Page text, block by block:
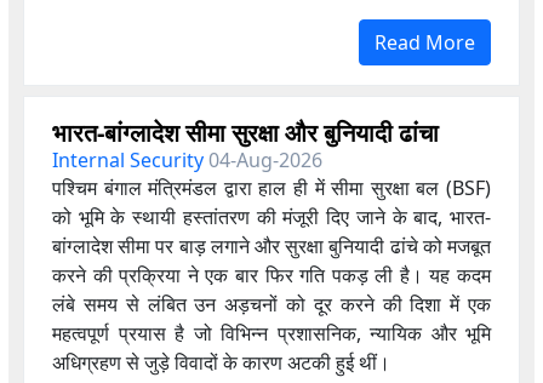
Read More
भारत-बांग्लादेश सीमा सुरक्षा और बुनियादी ढांचा
Internal Security04-Aug-2026
पश्चिम बंगाल मंत्रिमंडल द्वारा हाल ही में सीमा सुरक्षा बल (BSF)
को भूमि के स्थायी हस्तांतरण की मंजूरी दिए जाने के बाद, भारत-
बांग्लादेश सीमा पर बाड़ लगाने और सुरक्षा बुनियादी ढांचे को मजबूत
करने की प्रक्रिया ने एक बार फिर गति पकड़ ली है। यह कदम
लंबे समय से लंबित उन अड़चनों को दूर करने की दिशा में एक
महत्वपूर्ण प्रयास है जो विभिन्न प्रशासनिक, न्यायिक और भूमि
अधिग्रहण से जुड़े विवादों के कारण अटकी हुई थीं।